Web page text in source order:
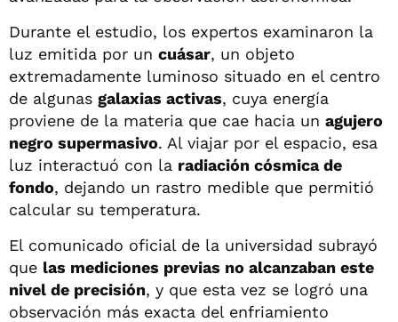
Durante el estudio, los expertos examinaron la
luz emitida por un cuásar, un objeto
extremadamente luminoso situado en el centro
de algunas galaxias activas, cuya energía
proviene de la materia que cae hacia un agujero
negro supermasivo. Al viajar por el espacio, esa
luz interactuó con la radiación cósmica de
fondo, dejando un rastro medible que permitió
calcular su temperatura.
El comunicado oficial de la universidad subrayó
que las mediciones previas no alcanzaban este
nivel de precisión, y que esta vez se logró una
observación más exacta del enfriamiento